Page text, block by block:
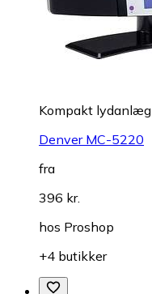
Kompakt lydanlæg
Denver MC-5220
fra
396 kr.
hos Proshop
+4 butikker